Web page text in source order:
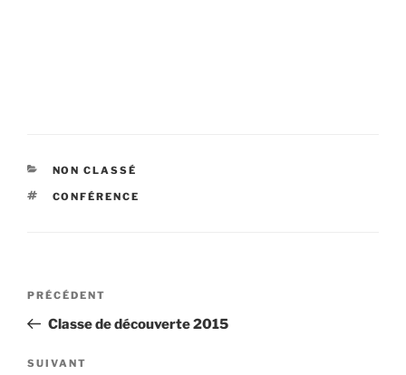
CATÉGORIES
NON CLASSÉ
ÉTIQUETTES
CONFÉRENCE
Navigation
l’article
Article
précédent
PRÉCÉDENT
Classe de découverte 2015
Article
SUIVANT